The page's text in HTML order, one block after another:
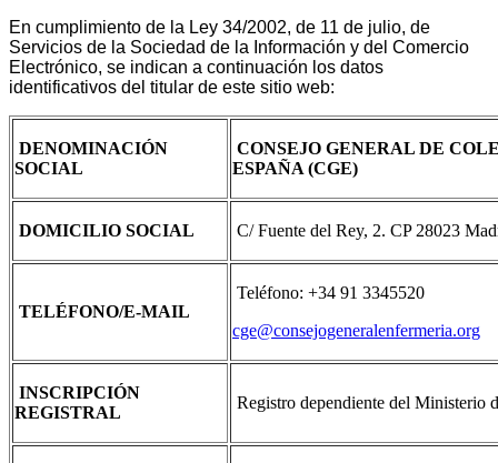
En cumplimiento de la Ley 34/2002, de 11 de julio, de
Servicios de la Sociedad de la Información y del Comercio
Electrónico, se indican a continuación los datos
identificativos del titular de este sitio web:
DENOMINACIÓN
SOCIAL
CONSEJO GENERAL DE
ESPAÑA (CGE)
DOMICILIO SOCIAL C/ Fuente del Rey, 2. CP 28023
TELÉFONO/E-MAIL
Teléfono: +34 91 3345520
cge@consejogeneralenfermeria.org
INSCRIPCIÓN
REGISTRAL
Registro dependiente del Ministerio